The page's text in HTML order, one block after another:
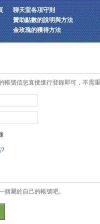
聊天室各項守則
贊助點數的說明與方法
金玫瑰的獲得方法
帳號信息直接進行登錄即可，不需
?
屬於自己的帳號吧。